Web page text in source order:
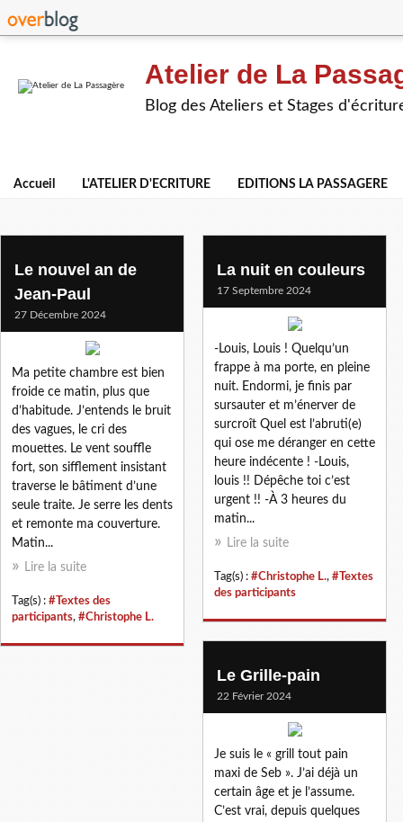
Atelier de La
Blog des Ateliers et Stages
Accueil L'ATELIER D'ECRITURE EDITIONS LA PASSAGERE
christophe l.
Le nouvel an de
Jean-Paul
27 Décembre 2024
Ma petite chambre est bien
froide ce matin, plus que
d’habitude. J’entends le bruit
des vagues, le cri des
mouettes. Le vent souffle
fort, son sifflement insistant
traverse le bâtiment d’une
seule traite. Je serre les dents
et remonte ma couverture.
Matin...
Lire la suite
Tag(s) : #Textes des
participants, #Christophe L.
La nuit en couleurs
17 Septembre 2024
-Louis, Louis ! Quelqu’un
frappe à ma porte, en pleine
nuit. Endormi, je finis par
sursauter et m’énerver de
surcroît Quel est l’abruti(e)
qui ose me déranger en cette
heure indécente ! -Louis,
louis !! Dépêche toi c’est
urgent !! -À 3 heures du
matin...
Lire la suite
Tag(s) : #Christophe L., #Textes
des participants
Le Grille-pain
22 Février 2024
Je suis le « grill tout pain
maxi de Seb ». J’ai déjà un
certain âge et je l’assume.
C’est vrai, depuis quelques